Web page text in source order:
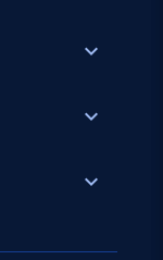
expand_more
expand_more
expand_more